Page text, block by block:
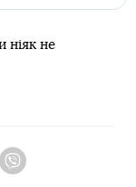
ніяк не
Viber